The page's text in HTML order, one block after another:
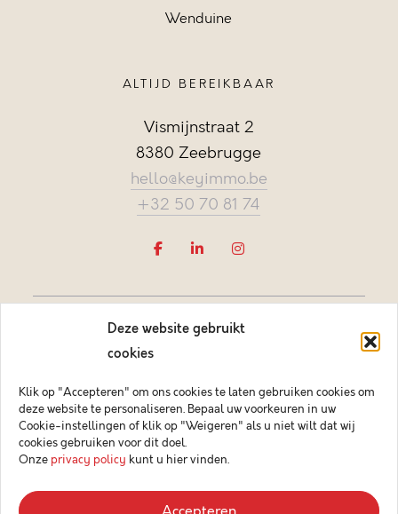
Deze website gebruikt
cookies
Klik op "Accepteren" om ons cookies te laten gebruiken cookies om
deze website te personaliseren. Bepaal uw voorkeuren in uw
Cookie-instellingen of klik op "Weigeren" als u niet wilt dat wij
cookies gebruiken voor dit doel.
Onze privacy policy kunt u hier vinden.
Wenduine
ALTIJD BEREIKBAAR
Vismijnstraat 2
8380 Zeebrugge
hello@keyimmo.be
+32 50 70 81 74
Vastgoedmakelaar-bemiddelaar BIV België BIV 505084
Ondernemingsnummer BTW-BE 0878.744.081 BA &
borgstelling via NV AXA Belgium (polisnr. 730.390.160)
© 2026 Key Immo